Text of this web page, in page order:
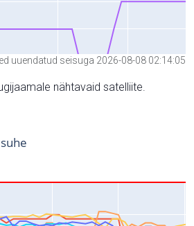
uuendatud seisuga 2026-08-08 02:14:05
nähtavaid satelliite.